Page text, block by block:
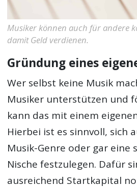
Musiker können auch für andere
damit Geld verdienen.
Gründung eines
Wer selbst keine Musik
Musiker unterstützen und
kann das mit einem
Hierbei ist es sinnvoll, sich
Musik-Genre oder gar eine
Nische festzulegen. Dafür
ausreichend Startkapital